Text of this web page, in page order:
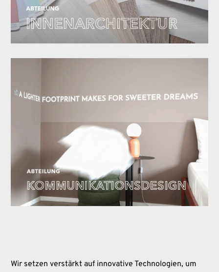
Wir setzen verstärkt auf innovative Technologien, um